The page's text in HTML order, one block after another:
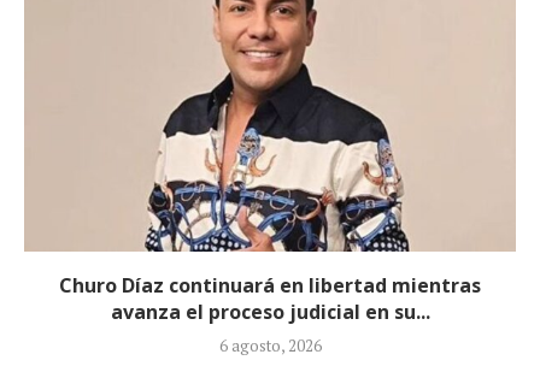
Proceso contra Jorge Alfredo Vargas da un giro
tras retiro de tres...
5 agosto, 2026